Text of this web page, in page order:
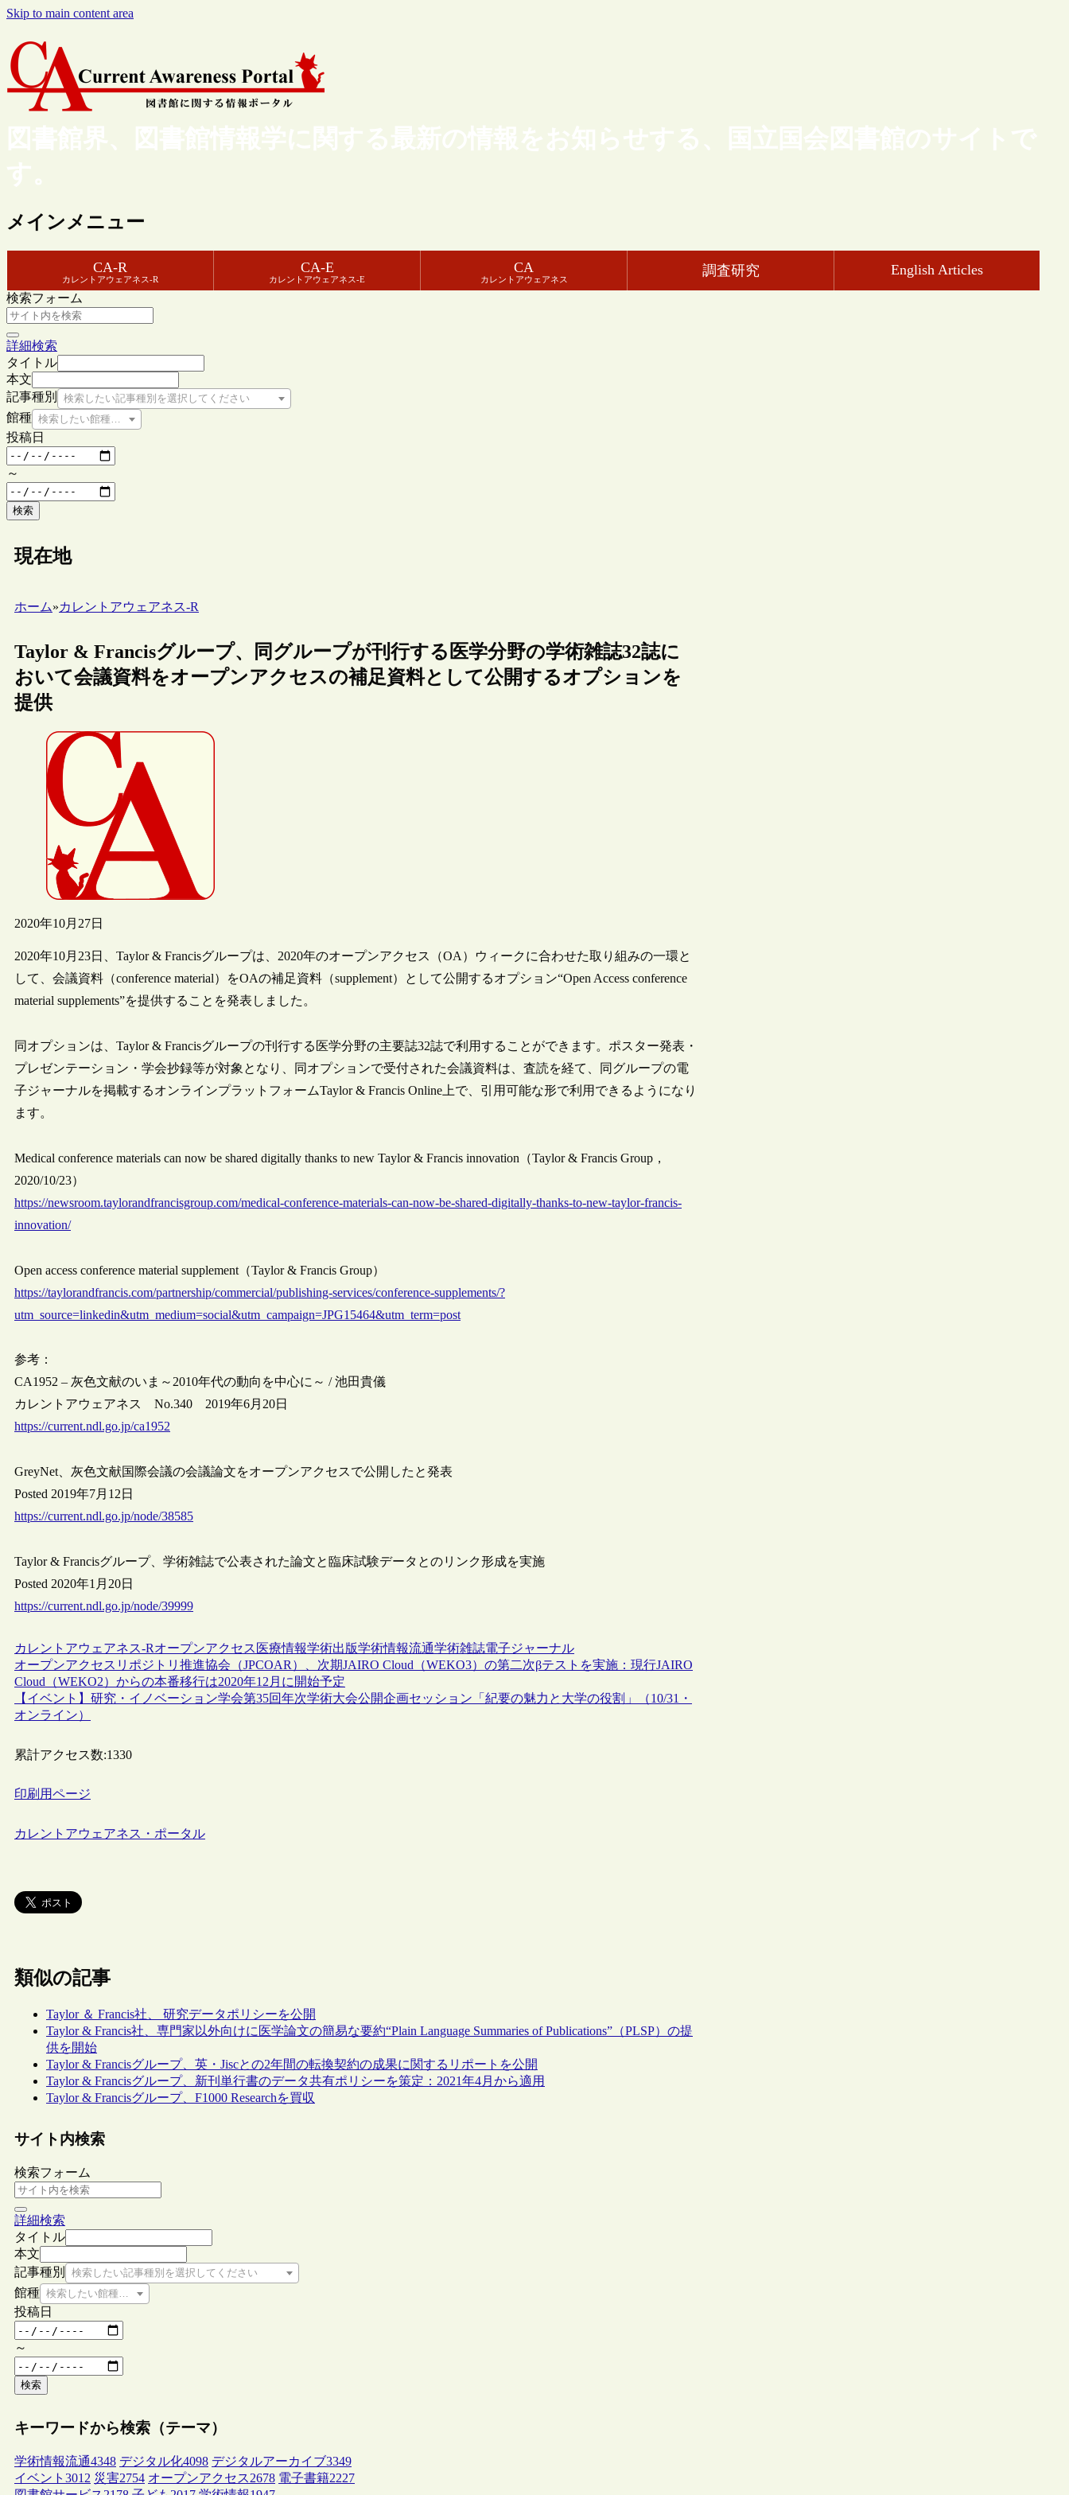
Skip to main content area
図書館界、図書館情報学に関する最新の情報をお知らせする、国立国会図書館のサイトで
す。
メインメニュー
CA-R
カレントアウェアネス-R
CA-E
カレントアウェアネス-E
CA
カレントアウェアネス
調査研究 English Articles
検索フォーム
詳細検索
タイトル
本文
記事種別
検索したい記事種別を選択してください
館種 検索したい館種を選択してください
投稿日
～
検索
現在地
ホーム»カレントアウェアネス-R
Taylor & Francisグループ、同グループが刊行する医学分野の学術雑誌32誌に
おいて会議資料をオープンアクセスの補足資料として公開するオプションを
提供
2020年10月27日
2020年10月23日、Taylor & Francisグループは、2020年のオープンアクセス（OA）ウィークに合わせた取り組みの一環と
して、会議資料（conference material）をOAの補足資料（supplement）として公開するオプション“Open Access conference
material supplements”を提供することを発表しました。
同オプションは、Taylor & Francisグループの刊行する医学分野の主要誌32誌で利用することができます。ポスター発表・
プレゼンテーション・学会抄録等が対象となり、同オプションで受付された会議資料は、査読を経て、同グループの電
子ジャーナルを掲載するオンラインプラットフォームTaylor & Francis Online上で、引用可能な形で利用できるようになり
ます。
Medical conference materials can now be shared digitally thanks to new Taylor & Francis innovation（Taylor & Francis Group，
2020/10/23）
https://newsroom.taylorandfrancisgroup.com/medical-conference-materials-can-now-be-shared-digitally-thanks-to-new-taylor-francis-
innovation/
Open access conference material supplement（Taylor & Francis Group）
https://taylorandfrancis.com/partnership/commercial/publishing-services/conference-supplements/?
utm_source=linkedin&utm_medium=social&utm_campaign=JPG15464&utm_term=post
参考：
CA1952 – 灰色文献のいま～2010年代の動向を中心に～ / 池田貴儀
カレントアウェアネス No.340 2019年6月20日
https://current.ndl.go.jp/ca1952
GreyNet、灰色文献国際会議の会議論文をオープンアクセスで公開したと発表
Posted 2019年7月12日
https://current.ndl.go.jp/node/38585
Taylor & Francisグループ、学術雑誌で公表された論文と臨床試験データとのリンク形成を実施
Posted 2020年1月20日
https://current.ndl.go.jp/node/39999
カレントアウェアネス-Rオープンアクセス 医療情報学術出版学術情報流通学術雑誌電子ジャーナル
オープンアクセスリポジトリ推進協会（JPCOAR）、次期JAIRO Cloud（WEKO3）の第二次βテストを実施：現行JAIRO
Cloud（WEKO2）からの本番移行は2020年12月に開始予定
【イベント】研究・イノベーション学会第35回年次学術大会公開企画セッション「紀要の魅力と大学の役割」（10/31・
オンライン）
累計アクセス数:1330
印刷用ページ
カレントアウェアネス・ポータル
類似の記事
Taylor ＆ Francis社、 研究データポリシーを公開
Taylor & Francis社、専門家以外向けに医学論文の簡易な要約“Plain Language Summaries of Publications”（PLSP）の提
供を開始
Taylor & Francisグループ、英・Jiscとの2年間の転換契約の成果に関するリポートを公開
Taylor & Francisグループ、新刊単行書のデータ共有ポリシーを策定：2021年4月から適用
Taylor & Francisグループ、F1000 Researchを買収
サイト内検索
検索フォーム
詳細検索
タイトル
本文
記事種別
検索したい記事種別を選択してください
館種 検索したい館種を選択してください
投稿日
～
検索
キーワードから検索（テーマ）
学術情報流通4348 デジタル化4098 デジタルアーカイブ3349
イベント 3012 災害2754 オープンアクセス2678 電子書籍2227